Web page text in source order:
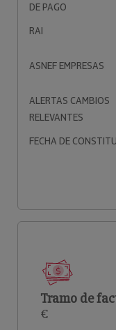
DE PAGO
RAI
ASNEF EMPRESAS
ALERTAS CAMBIOS
RELEVANTES
FECHA DE
Tramo de
€